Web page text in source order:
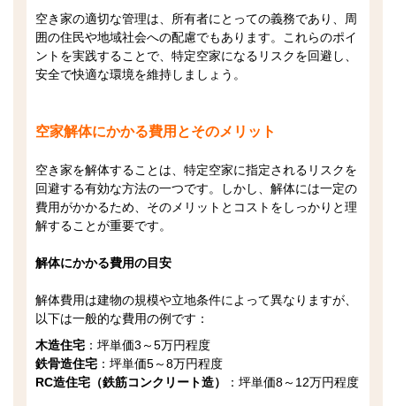
空き家の適切な管理は、所有者にとっての義務であり、周
囲の住民や地域社会への配慮でもあります。これらのポイ
ントを実践することで、特定空家になるリスクを回避し、
安全で快適な環境を維持しましょう。
空家解体にかかる費用とそのメリット
空き家を解体することは、特定空家に指定されるリスクを
回避する有効な方法の一つです。しかし、解体には一定の
費用がかかるため、そのメリットとコストをしっかりと理
解することが重要です。
解体にかかる費用の目安
解体費用は建物の規模や立地条件によって異なりますが、
以下は一般的な費用の例です：
木造住宅 ：坪単価3～5万円程度
鉄骨造住宅 ：坪単価5～8万円程度
RC造住宅（鉄筋コンクリート造）
：坪単価8～12万円程度